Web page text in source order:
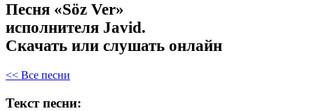
Песня «Söz Ver»
исполнителя Javid.
Скачать или слушать онлайн
<< Все песни
Текст песни: